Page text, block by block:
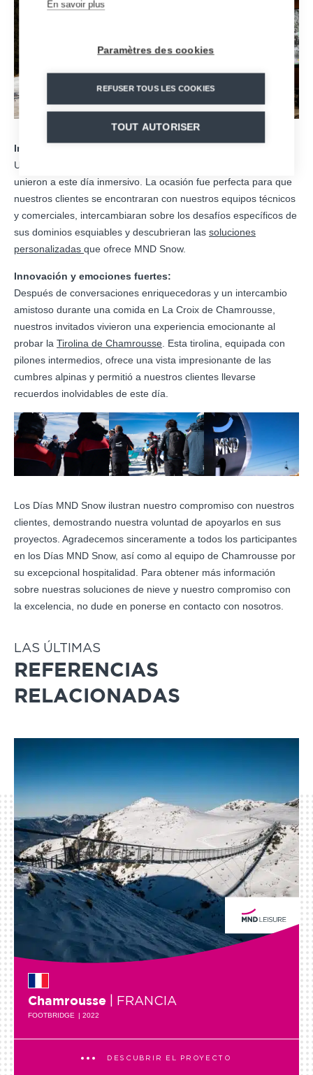
Intercambio y colaboración:
Unos treinta representantes de doce estaciones de esquí se
unieron a este día inmersivo. La ocasión fue perfecta para que
nuestros clientes se encontraran con nuestros equipos técnicos
y comerciales, intercambiaran sobre los desafíos específicos de
sus dominios esquiables y descubrieran las soluciones
personalizadas que ofrece MND Snow.
Innovación y emociones fuertes:
Después de conversaciones enriquecedoras y un intercambio
amistoso durante una comida en La Croix de Chamrousse,
nuestros invitados vivieron una experiencia emocionante al
probar la Tirolina de Chamrousse . Esta tirolina, equipada con
pilones intermedios, ofrece una vista impresionante de las
cumbres alpinas y permitió a nuestros clientes llevarse
recuerdos inolvidables de este día.
Los Días MND Snow ilustran nuestro compromiso con nuestros
clientes, demostrando nuestra voluntad de apoyarlos en sus
proyectos. Agradecemos sinceramente a todos los participantes
en los Días MND Snow, así como al equipo de Chamrousse por
su excepcional hospitalidad. Para obtener más información
sobre nuestras soluciones de nieve y nuestro compromiso con
la excelencia, no dude en ponerse en contacto con nosotros.
LAS ÚLTIMAS
REFERENCIAS
RELACIONADAS
Chamrousse | FRANCIA
FOOTBRIDGE | 2022
DESCUBRIR EL PROYECTO
En savoir plus
Paramètres des cookies
REFUSER TOUS LES COOKIES
TOUT AUTORISER